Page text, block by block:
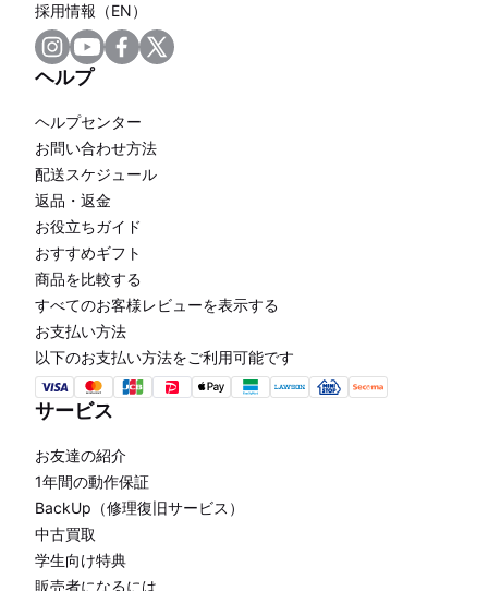
採用情報（EN）
ヘルプ
ヘルプセンター
お問い合わせ方法
配送スケジュール
返品・返金
お役立ちガイド
おすすめギフト
商品を比較する
すべてのお客様レビューを表示する
お支払い方法
以下のお支払い方法をご利用可能です
サービス
お友達の紹介
1年間の動作保証
BackUp（修理復旧サービス）
中古買取
学生向け特典
販売者になるには